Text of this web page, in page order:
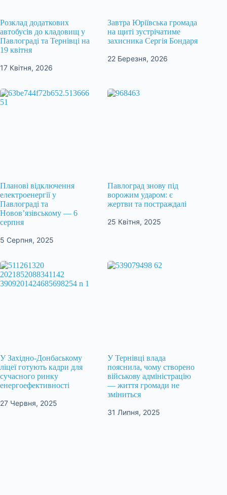
Розклад додаткових
автобусів до кладовищ у
Павлограді та Тернівці на
19 квітня
17 Квітня, 2026
Завтра Юріївська громада
на щиті зустрічатиме
захисника Сергія Бондаря
22 Березня, 2026
Планові відключення
електроенергії у
Павлограді та
Новов’язівському — 6
серпня
5 Серпня, 2025
Павлоград знову під
ворожим ударом: є
жертви та постраждалі
25 Квітня, 2025
У Західно-Донбаському
ліцеї готують кадри для
сучасного ринку
енергоефективності
27 Червня, 2025
У Тернівці влада
пояснила, чому створено
військову адміністрацію
— життя громади не
зміниться
31 Липня, 2025